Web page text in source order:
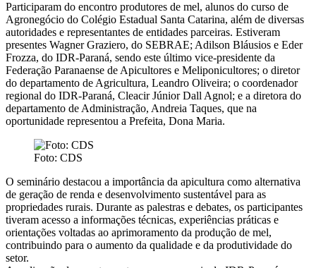
Participaram do encontro produtores de mel, alunos do curso de
Agronegócio do Colégio Estadual Santa Catarina, além de diversas
autoridades e representantes de entidades parceiras. Estiveram
presentes Wagner Graziero, do SEBRAE; Adilson Bláusios e Eder
Frozza, do IDR-Paraná, sendo este último vice-presidente da
Federação Paranaense de Apicultores e Meliponicultores; o diretor
do departamento de Agricultura, Leandro Oliveira; o coordenador
regional do IDR-Paraná, Cleacir Júnior Dall Agnol; e a diretora do
departamento de Administração, Andreia Taques, que na
oportunidade representou a Prefeita, Dona Maria.
Foto: CDS
O seminário destacou a importância da apicultura como alternativa
de geração de renda e desenvolvimento sustentável para as
propriedades rurais. Durante as palestras e debates, os participantes
tiveram acesso a informações técnicas, experiências práticas e
orientações voltadas ao aprimoramento da produção de mel,
contribuindo para o aumento da qualidade e da produtividade do
setor.